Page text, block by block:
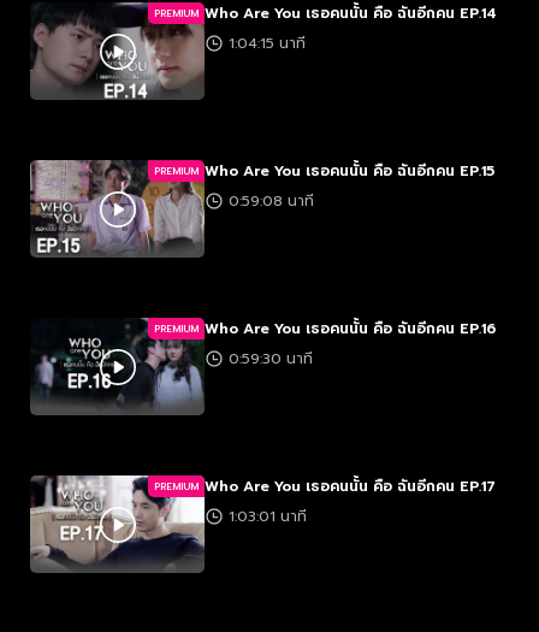
PREMIUM Who Are You เธอคนนั้น คือ ฉันอีกคน EP.14
1:04:15 นาที
PREMIUM Who Are You เธอคนนั้น คือ ฉันอีกคน EP.15
0:59:08 นาที
PREMIUM Who Are You เธอคนนั้น คือ ฉันอีกคน EP.16
0:59:30 นาที
PREMIUM Who Are You เธอคนนั้น คือ ฉันอีกคน EP.17
1:03:01 นาที